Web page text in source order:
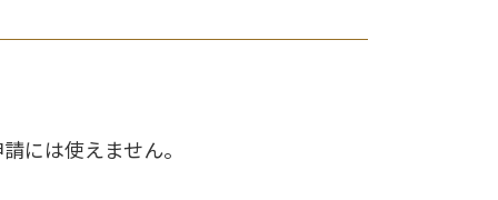
には使えません。